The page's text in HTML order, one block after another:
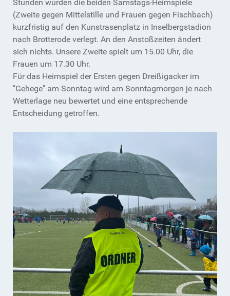
Stunden wurden die beiden Samstags-Heimspiele
(Zweite gegen Mittelstille und Frauen gegen Fischbach)
kurzfristig auf den Kunstrasenplatz in Inselbergstadion
nach Brotterode verlegt. An den Anstoßzeiten ändert
sich nichts. Unsere Zweite spielt um 15.00 Uhr, die
Frauen um 17.30 Uhr.
Für das Heimspiel der Ersten gegen Dreißigacker im
"Gehege" am Sonntag wird am Sonntagmorgen je nach
Wetterlage neu bewertet und eine entsprechende
Entscheidung getroffen.